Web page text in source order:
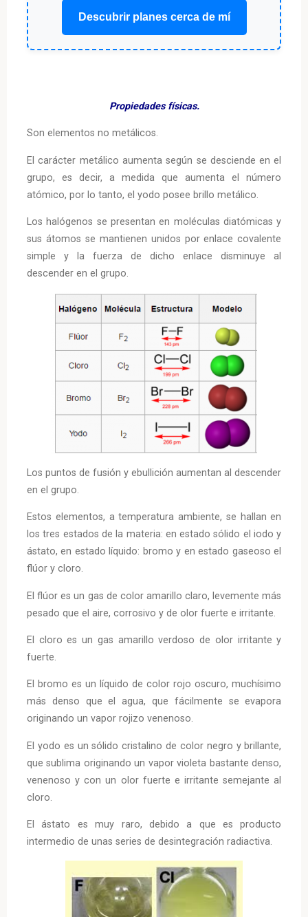
Descubrir planes cerca de mí
Propiedades físicas.
Son elementos no metálicos.
El carácter metálico aumenta según se desciende en el
grupo, es decir, a medida que aumenta el número
atómico, por lo tanto, el yodo posee brillo metálico.
Los halógenos se presentan en moléculas diatómicas y
sus átomos se mantienen unidos por enlace covalente
simple y la fuerza de dicho enlace disminuye al
descender en el grupo.
Los puntos de fusión y ebullición aumentan al descender
en el grupo.
Estos elementos, a temperatura ambiente, se hallan en
los tres estados de la materia: en estado sólido el iodo y
ástato, en estado líquido: bromo y en estado gaseoso el
flúor y cloro.
El flúor es un gas de color amarillo claro, levemente más
pesado que el aire, corrosivo y de olor fuerte e irritante.
El cloro es un gas amarillo verdoso de olor irritante y
fuerte.
El bromo es un líquido de color rojo oscuro, muchísimo
más denso que el agua, que fácilmente se evapora
originando un vapor rojizo venenoso.
El yodo es un sólido cristalino de color negro y brillante,
que sublima originando un vapor violeta bastante denso,
venenoso y con un olor fuerte e irritante semejante al
cloro.
El ástato es muy raro, debido a que es producto
intermedio de unas series de desintegración radiactiva.